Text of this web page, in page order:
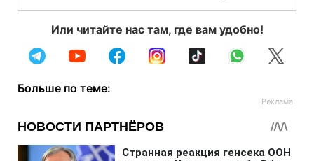
Или читайте нас там, где вам удобно!
Больше по теме: